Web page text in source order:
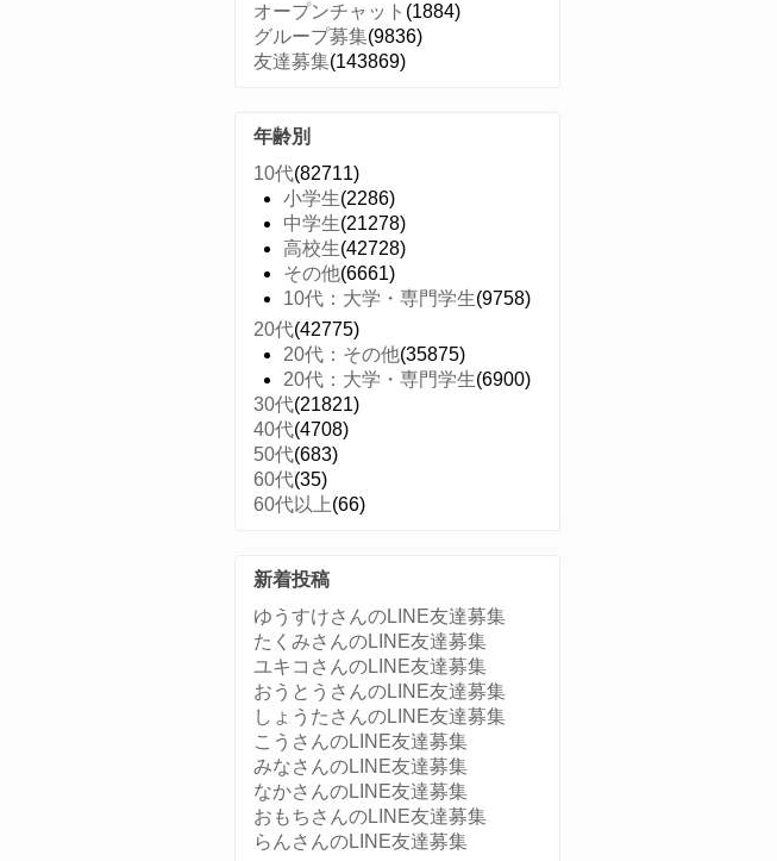
オープンチャット (1884)
グループ募集(9836)
友達募集(143869)
年齢別
10代(82711)
小学生(2286)
中学生(21278)
高校生(42728)
その他(6661)
10代：大学・専門学生(9758)
20代(42775)
20代：その他(35875)
20代：大学・専門学生(6900)
30代(21821)
40代(4708)
50代(683)
60代(35)
60代以上(66)
新着投稿
ゆうすけさんのLINE友達募集
たくみさんのLINE友達募集
ユキコさんのLINE友達募集
おうとうさんのLINE友達募集
しょうたさんのLINE友達募集
こうさんのLINE友達募集
みなさんのLINE友達募集
なかさんのLINE友達募集
おもちさんのLINE友達募集
らんさんのLINE友達募集